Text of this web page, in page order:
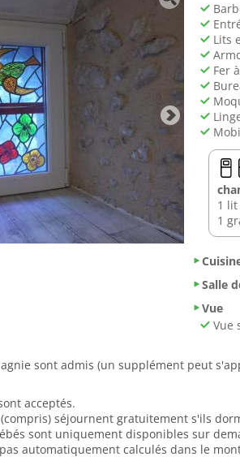
Lits
Fer
1
1
Salle
Vue
Vue
sont admis (un supplément peut
acceptés.
séjournent gratuitement s'ils
sont uniquement disponibles sur
automatiquement calculés dans le